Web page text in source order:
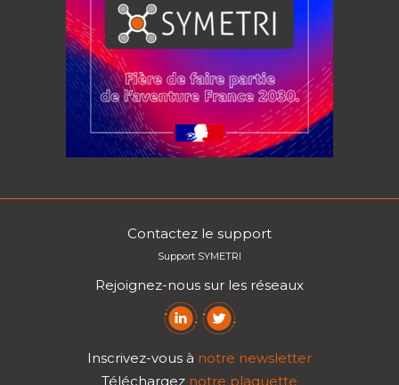
Contactez le support
Support SYMETRI
Rejoignez-nous sur les réseaux
Inscrivez-vous à notre newsletter
Téléchargez notre plaquette